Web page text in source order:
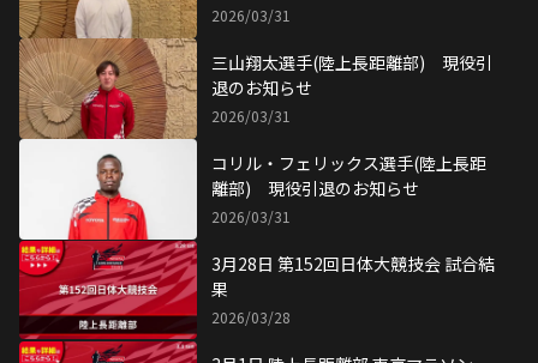
2026/03/31
三山翔太選手(陸上長距離部) 現役引
退のお知らせ
2026/03/31
コリル・フェリックス選手(陸上長距
離部) 現役引退のお知らせ
2026/03/31
3月28日 第152回日体大競技会 試合結
果
2026/03/28